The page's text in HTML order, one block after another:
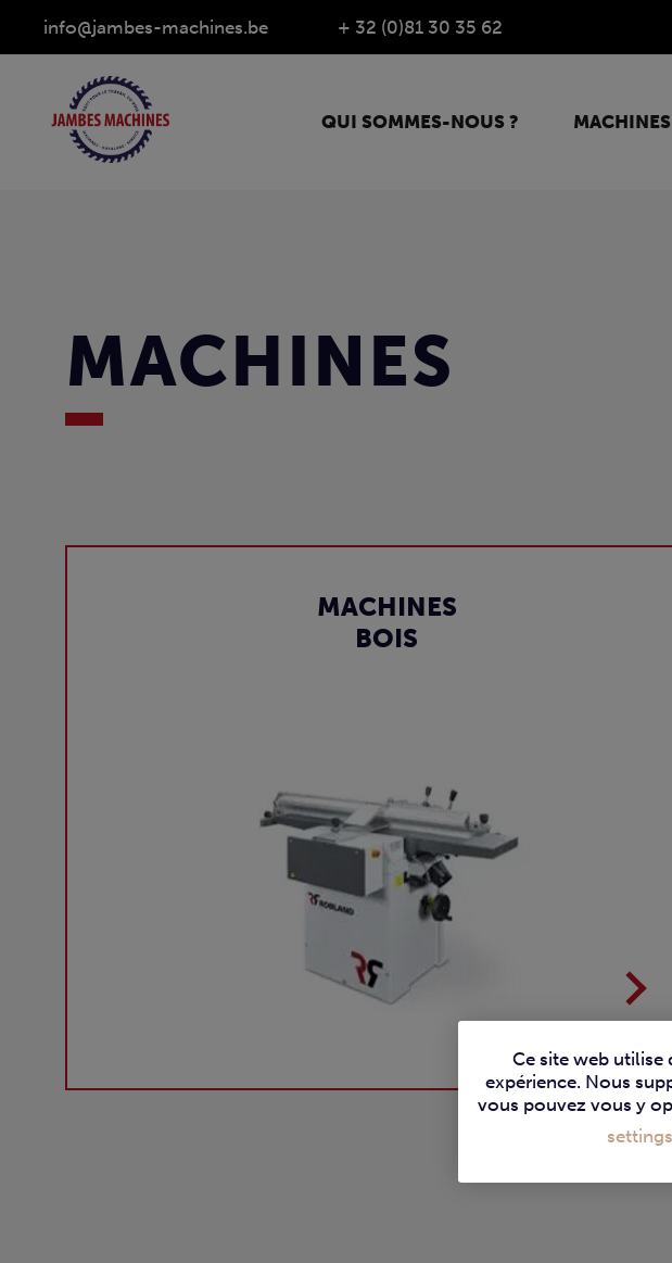
info@jambes-machines.be + 32 (0)81 30 35 62
QUI SOMMES-NOUS ? MACHINES
MACHINES
MACHINES
BOIS
Ce site web
expérience. Nous
vous pouvez vous y
settings